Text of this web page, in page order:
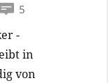
5
-
in
von